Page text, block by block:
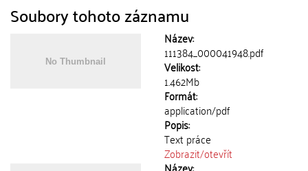
Soubory tohoto záznamu
Název:
111384_000041948.pdf
Velikost:
1.462Mb
Formát:
application/pdf
Popis:
Text práce
Zobrazit/otevřít